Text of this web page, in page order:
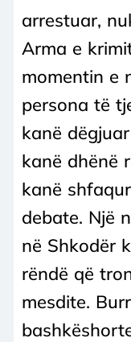
arrestuar,
Arma e
momentin e
persona të
kanë
kanë dhënë
kanë
debate. Një
në Shkodër
rëndë që
mesdite.